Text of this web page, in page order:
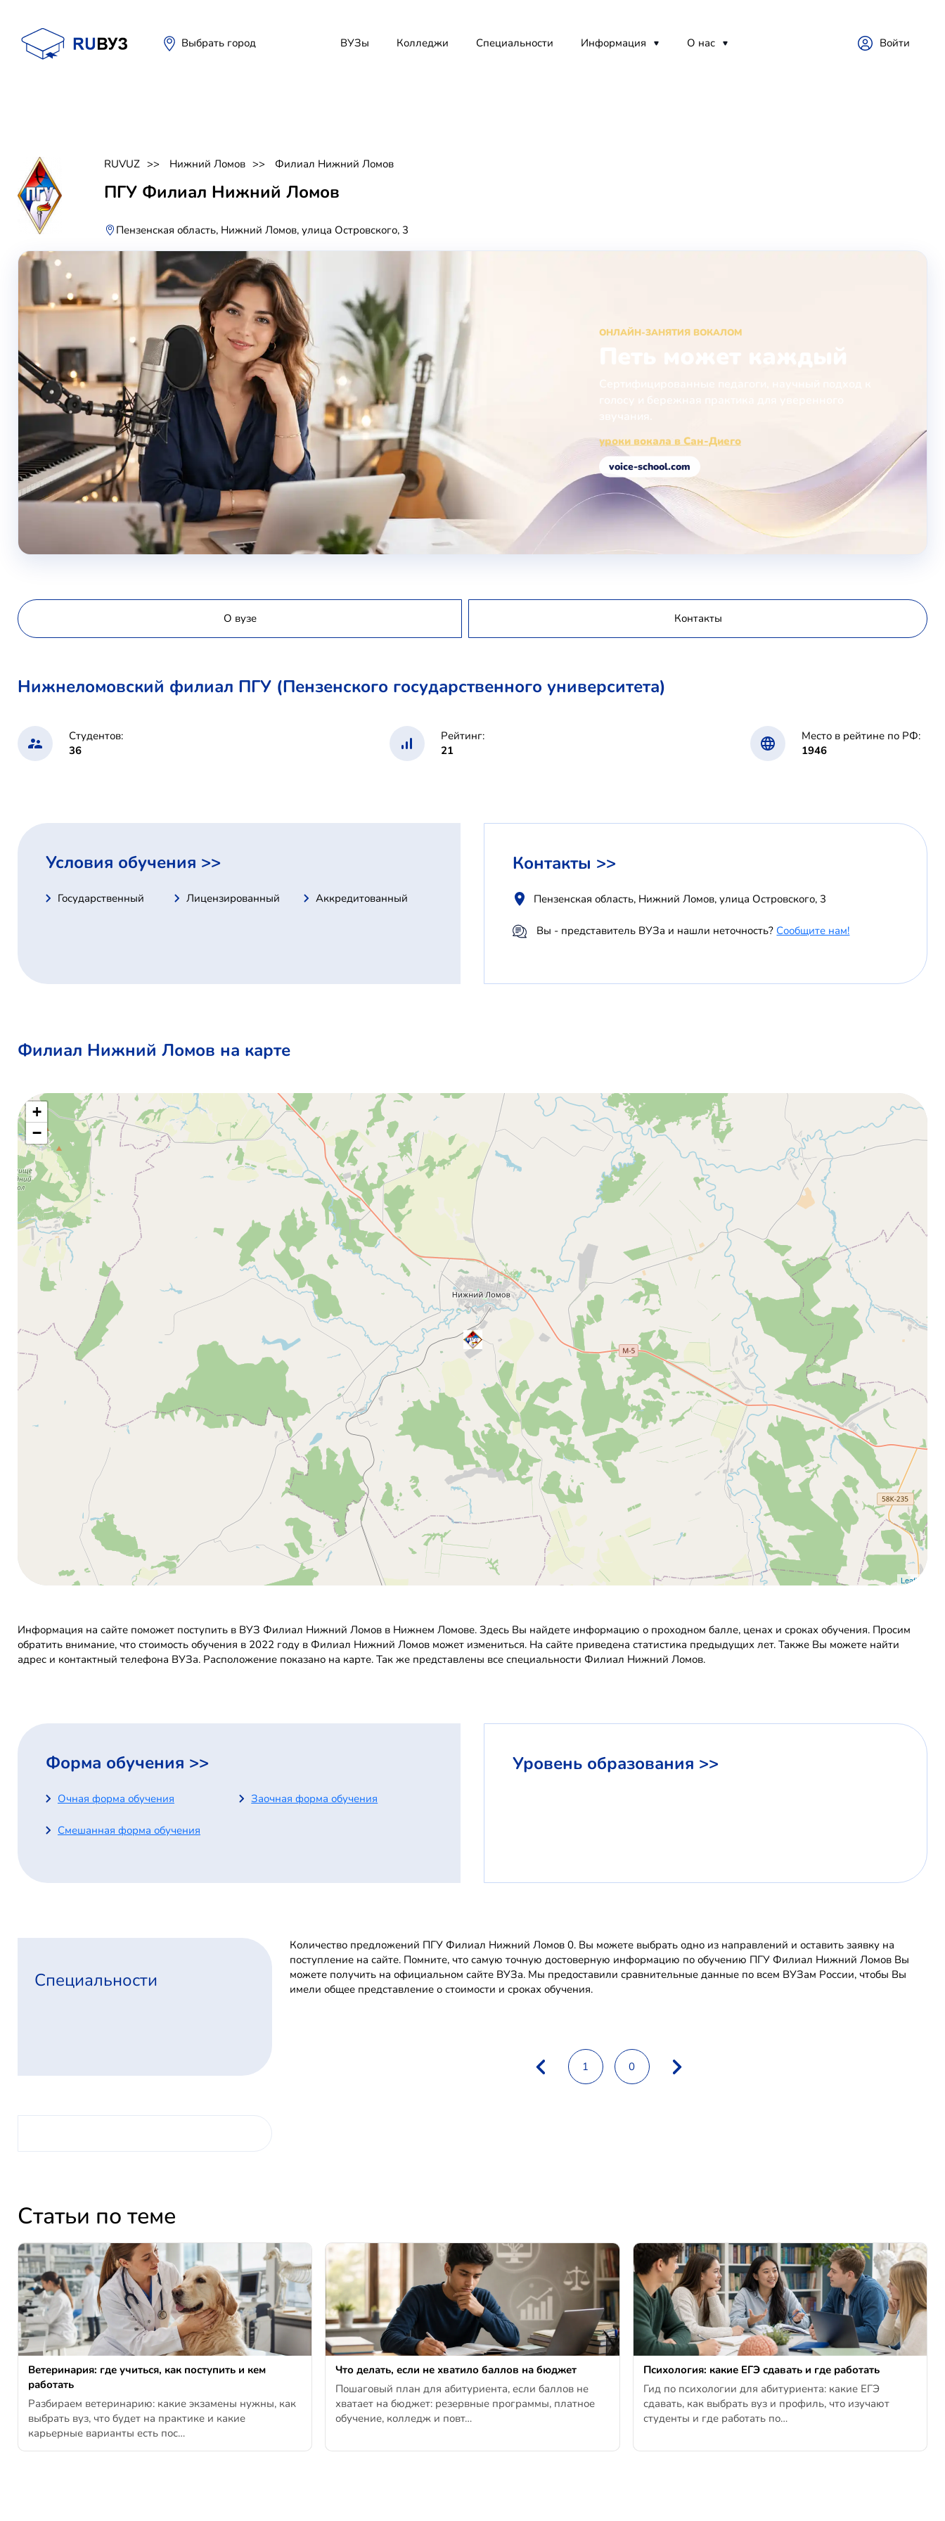
Выбрать город ВУЗы Колледжи Специальности Информация О нас Войти
RUVUZ Нижний Ломов Филиал Нижний Ломов
ПГУ Филиал Нижний Ломов
Пензенская область, Нижний Ломов, улица Островского, 3
ОНЛАЙН-ЗАНЯТИЯ ВОКАЛОМ
уроки вокала в Сан-Диего
voice-school.com
О вузе Контакты
Нижнеломовский филиал ПГУ (Пензенского государственного университета)
Студентов:
36
Рейтинг:
21
Место в рейтине по РФ:
1946
Условия обучения >>
Государственный Лицензированный Аккредитованный
Контакты >>
Пензенская область, Нижний Ломов, улица Островского, 3
Вы - представитель ВУЗа и нашли неточность? Сообщите нам!
Филиал Нижний Ломов на карте
+
−
Leaflet
Информация на сайте поможет поступить в ВУЗ Филиал Нижний Ломов в Нижнем Ломове. Здесь Вы найдете информацию о проходном балле, ценах и сроках обучения. Просим
обратить внимание, что стоимость обучения в 2022 году в Филиал Нижний Ломов может измениться. На сайте приведена статистика предыдущих лет. Также Вы можете найти
адрес и контактный телефона ВУЗа. Расположение показано на карте. Так же представлены все специальности Филиал Нижний Ломов.
Форма обучения >>
Очная форма обучения Заочная форма обучения
Смешанная форма обучения
Уровень образования >>
Специальности
Количество предложений ПГУ Филиал Нижний Ломов 0. Вы можете выбрать одно из направлений и оставить заявку на
поступление на сайте. Помните, что самую точную достоверную информацию по обучению ПГУ Филиал Нижний Ломов Вы
можете получить на официальном сайте ВУЗа. Мы предоставили сравнительные данные по всем ВУЗам России, чтобы Вы
имели общее представление о стоимости и сроках обучения.
1 0
Статьи по теме
Ветеринария: где учиться, как поступить и кем
работать
Разбираем ветеринарию: какие экзамены нужны, как
выбрать вуз, что будет на практике и какие
карьерные варианты есть пос…
Что делать, если не хватило баллов на бюджет
Пошаговый план для абитуриента, если баллов не
хватает на бюджет: резервные программы, платное
обучение, колледж и повт…
Психология: какие ЕГЭ сдавать и где работать
Гид по психологии для абитуриента: какие ЕГЭ
сдавать, как выбрать вуз и профиль, что изучают
студенты и где работать по…